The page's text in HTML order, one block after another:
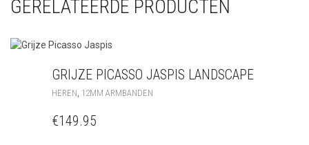
GERELATEERDE PRODUCTEN
GRIJZE PICASSO JASPIS LANDSCAPE
HEREN, 12MM ARMBANDEN
€149.95